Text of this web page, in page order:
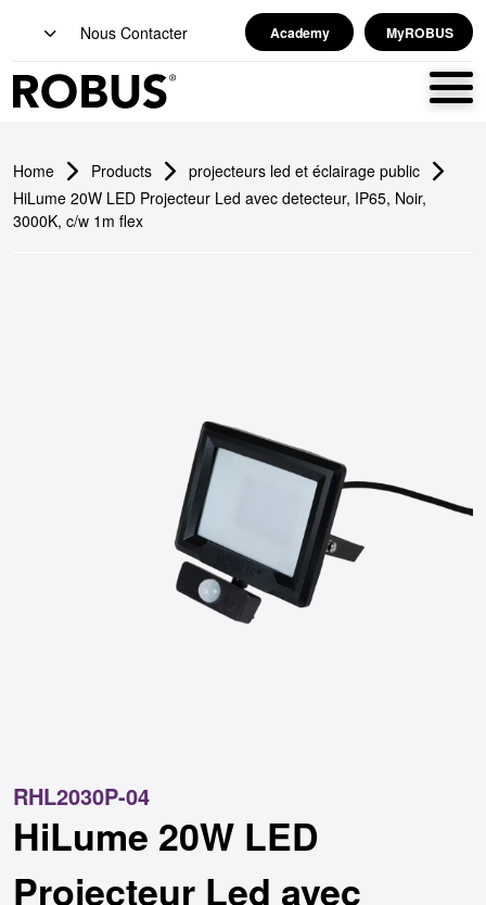
Nous Contacter Academy MyROBUS
Home Products
projecteurs led et éclairage public
HiLume 20W LED Projecteur Led avec detecteur, IP65, Noir,
3000K, c/w 1m flex
RHL2030P-04
HiLume 20W LED
Projecteur Led avec